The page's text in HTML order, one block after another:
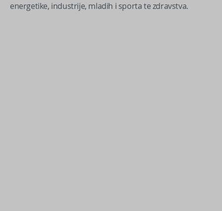
energetike, industrije, mladih i sporta te zdravstva.